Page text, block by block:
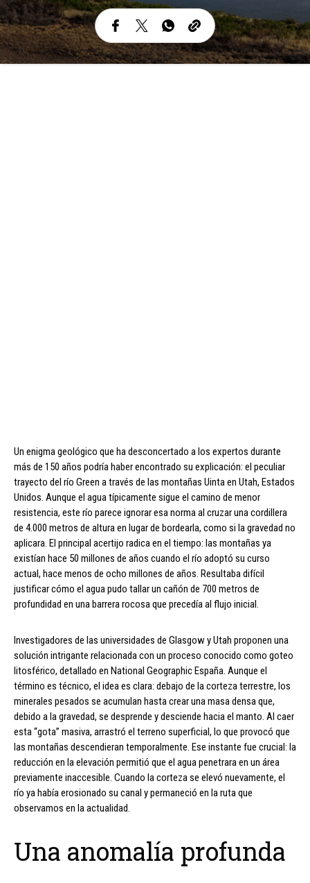
Un enigma geológico que ha desconcertado a los expertos durante
más de 150 años podría haber encontrado su explicación: el peculiar
trayecto del río Green a través de las montañas Uinta en Utah, Estados
Unidos. Aunque el agua típicamente sigue el camino de menor
resistencia, este río parece ignorar esa norma al cruzar una cordillera
de 4.000 metros de altura en lugar de bordearla, como si la gravedad no
aplicara. El principal acertijo radica en el tiempo: las montañas ya
existían hace 50 millones de años cuando el río adoptó su curso
actual, hace menos de ocho millones de años. Resultaba difícil
justificar cómo el agua pudo tallar un cañón de 700 metros de
profundidad en una barrera rocosa que precedía al flujo inicial.
Investigadores de las universidades de Glasgow y Utah proponen una
solución intrigante relacionada con un proceso conocido como goteo
litosférico, detallado en National Geographic España. Aunque el
término es técnico, el idea es clara: debajo de la corteza terrestre, los
minerales pesados se acumulan hasta crear una masa densa que,
debido a la gravedad, se desprende y desciende hacia el manto. Al caer
esta “gota” masiva, arrastró el terreno superficial, lo que provocó que
las montañas descendieran temporalmente. Ese instante fue crucial: la
reducción en la elevación permitió que el agua penetrara en un área
previamente inaccesible. Cuando la corteza se elevó nuevamente, el
río ya había erosionado su canal y permaneció en la ruta que
observamos en la actualidad.
Una anomalía profunda